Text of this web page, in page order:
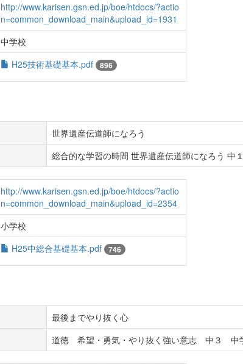
http://www.karisen.gsn.ed.jp/boe/htdocs/?actio
n=common_download_main&upload_id=1931
中学校
H25技術基礎基本.pdf 896
世界遺産伝道師になろう
総合的な学習の時間 世界遺産伝道師になろう 中
http://www.karisen.gsn.ed.jp/boe/htdocs/?actio
n=common_download_main&upload_id=2354
小学校
H25中総合基礎基本.pdf 746
最後までやり抜く心
道徳 希望・勇気・やり抜く強い意志 中３